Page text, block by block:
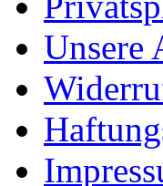
Unsere